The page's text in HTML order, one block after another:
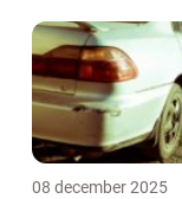
08 december 2025